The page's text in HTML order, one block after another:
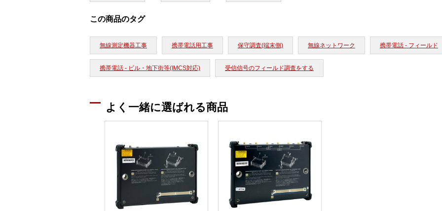
この商品のタグ
無線測定機器工事 携帯電話用工事 保守調査(端末側) 無線ネットワーク 携帯電話 - フィールド
携帯電話 - ビル・地下街等(IMCS対応) 受信信号のフィールド調査をする
よく一緒に選ばれる商品